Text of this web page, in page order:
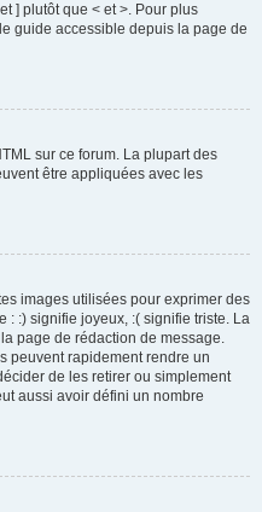
] plutôt que < et >. Pour plus
guide accessible depuis la page de
sur ce forum. La plupart des
être appliquées avec les
images utilisées pour exprimer des
: :) signifie joyeux, :( signifie triste. La
page de rédaction de message.
peuvent rapidement rendre un
de les retirer ou simplement
aussi avoir défini un nombre